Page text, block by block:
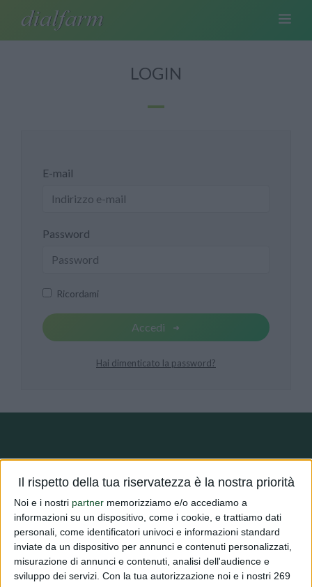
Il rispetto della tua riservatezza è la nostra priorità
Noi e i nostri partner memorizziamo e/o accediamo a
informazioni su un dispositivo, come i cookie, e trattiamo dati
personali, come identificatori univoci e informazioni standard
inviate da un dispositivo per annunci e contenuti personalizzati,
misurazione di annunci e contenuti, analisi dell'audience e
sviluppo dei servizi. Con la tua autorizzazione noi e i nostri 269
LOGIN
E-mail
Password
Ricordami
Accedi
Hai dimenticato la password?
DIALFARM
DialfarmSrl, fondata dal Dott. Renato Minasi, da oltre 25 anni
offre servizi di consulenza completi nell’ambito dell’assistenza
regolatoria per prodotti dietetici, integratori alimentari, prodotti
cosmetici e dispositivi medici.